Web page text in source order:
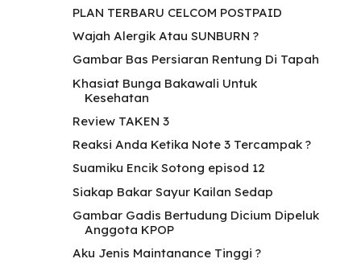
PLAN TERBARU CELCOM POSTPAID
Wajah Alergik Atau SUNBURN ?
Gambar Bas Persiaran Rentung Di Tapah
Khasiat Bunga Bakawali Untuk
Kesehatan
Review TAKEN 3
Reaksi Anda Ketika Note 3 Tercampak ?
Suamiku Encik Sotong episod 12
Siakap Bakar Sayur Kailan Sedap
Gambar Gadis Bertudung Dicium Dipeluk
Anggota KPOP
Aku Jenis Maintanance Tinggi ?